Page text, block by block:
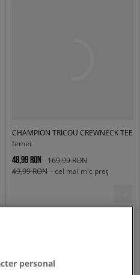
CHAMPION TRICOU CREWNECK TEE
femei
48,99 RON
169,99 RON
49,99 RON - cel mai mic preț
personal